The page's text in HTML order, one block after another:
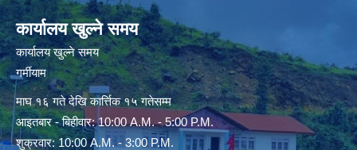
कार्यालय खुल्ने समय
कार्यालय खुल्ने समय
गर्मीयाम
माघ १६ गते देखि कार्त्तिक १५ गतेसम्म
आइतबार - बिहीवार: 10:00 A.M. - 5:00 P.M.
शुक्रवार: 10:00 A.M. - 3:00 P.M.